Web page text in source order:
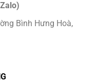
Bình Hưng Hoà,